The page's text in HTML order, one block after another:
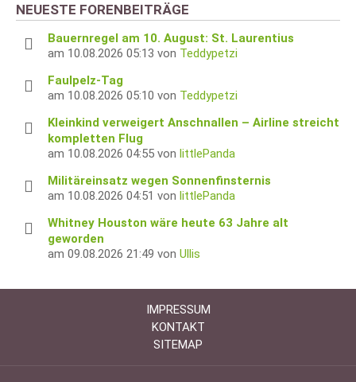
NEUESTE FORENBEITRÄGE
Bauernregel am 10. August: St. Laurentius
am 10.08.2026 05:13 von Teddypetzi
Faulpelz-Tag
am 10.08.2026 05:10 von Teddypetzi
Kleinkind verweigert Anschnallen – Airline streicht
kompletten Flug
am 10.08.2026 04:55 von littlePanda
Militäreinsatz wegen Sonnenfinsternis
am 10.08.2026 04:51 von littlePanda
Whitney Houston wäre heute 63 Jahre alt
geworden
am 09.08.2026 21:49 von Ullis
IMPRESSUM
KONTAKT
SITEMAP